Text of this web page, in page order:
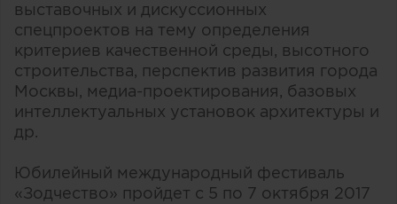
выставочных и дискуссионных
спецпроектов на тему определения
критериев качественной среды, высотного
строительства, перспектив развития города
Москвы, медиа-проектирования, базовых
интеллектуальных установок архитектуры и
др.
Юбилейный международный фестиваль
«Зодчество» пройдет с 5 по 7 октября 2017